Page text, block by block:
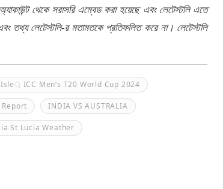
থেকে সরাসরি এম্বেড করা হয়েছে এবং লেটেস্টলি এতে
তথ্য লেটেস্টলি-র মতামতকে প্রতিফলিত করে না। লেটেস্টলি
ICC Men’s T20 World Cup 2024
INDIA VS AUSTRALIA
St Lucia Weather